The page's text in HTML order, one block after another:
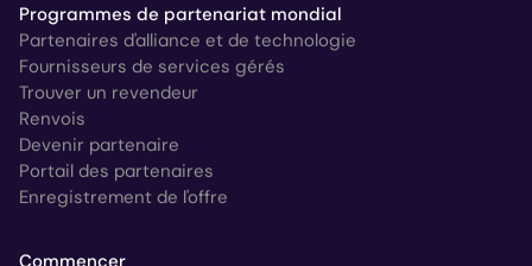
Programmes de partenariat mondial
Partenaires d'alliance et de technologie
Fournisseurs de services gérés
Trouver un revendeur
Renvois
Devenir partenaire
Portail des partenaires
Enregistrement de l'offre
Commencer